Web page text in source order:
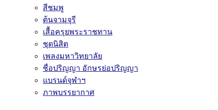
สีชมพู
ต้นจามจุรี
เสื้อครุยพระราชทาน
ชุดนิสิต
เพลงมหาวิทยาลัย
ชื่อปริญญา อักษรย่อปริญญา
แบรนด์จุฬาฯ
ภาพบรรยากาศ